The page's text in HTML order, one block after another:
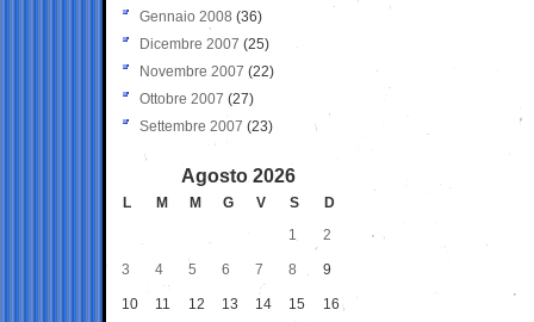
Gennaio 2008 (36)
Dicembre 2007 (25)
Novembre 2007 (22)
Ottobre 2007 (27)
Settembre 2007 (23)
Agosto 2026
L M M G V S
D
1
2
3 4 5 6 7 8 9
10 11 12 13 14 15 16